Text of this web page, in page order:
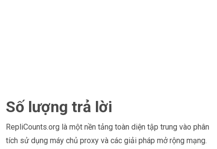
Số lượng trả lời
RepliCounts.org là một nền tảng toàn diện tập trung vào phân
tích sử dụng máy chủ proxy và các giải pháp mở rộng mạng.